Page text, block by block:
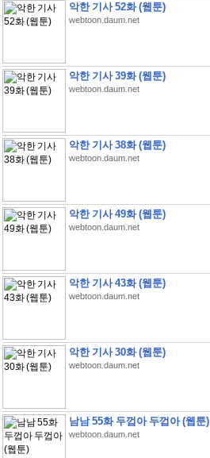
악한 기사 52화 (웹툰)
webtoon.daum.net
악한 기사 39화 (웹툰)
webtoon.daum.net
악한 기사 38화 (웹툰)
webtoon.daum.net
악한 기사 49화 (웹툰)
webtoon.daum.net
악한 기사 43화 (웹툰)
webtoon.daum.net
악한 기사 30화 (웹툰)
webtoon.daum.net
남남 55화 두껍아 두껍아 (웹툰)
webtoon.daum.net